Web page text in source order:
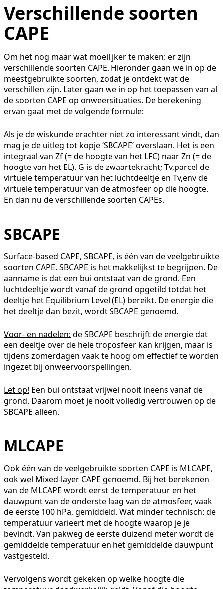
Verschillende soorten
CAPE
Om het nog maar wat moeilijker te maken: er zijn
verschillende soorten CAPE. Hieronder gaan we in op de
meestgebruikte soorten, zodat je ontdekt wat de
verschillen zijn. Later gaan we in op het toepassen van al
de soorten CAPE op onweersituaties. De berekening
ervan gaat met de volgende formule:
Als je de wiskunde erachter niet zo interessant vindt, dan
mag je de uitleg tot kopje ‘SBCAPE’ overslaan. Het is een
integraal van Zf (= de hoogte van het LFC) naar Zn (= de
hoogte van het EL). G is de zwaartekracht; Tv,parcel de
virtuele temperatuur van het luchtdeeltje en Tv,env de
virtuele temperatuur van de atmosfeer op die hoogte.
En dan nu de verschillende soorten CAPEs.
SBCAPE
Surface-based CAPE, SBCAPE, is één van de veelgebruikte
soorten CAPE. SBCAPE is het makkelijkst te begrijpen. De
aanname is dat een bui ontstaat van de grond. Een
luchtdeeltje wordt vanaf de grond opgetild totdat het
deeltje het Equilibrium Level (EL) bereikt. De energie die
het deeltje dan bezit, wordt SBCAPE genoemd.
Voor- en nadelen: de SBCAPE beschrijft de energie dat
een deeltje over de hele troposfeer kan krijgen, maar is
tijdens zomerdagen vaak te hoog om effectief te worden
ingezet bij onweervoorspellingen.
Let op! Een bui ontstaat vrijwel nooit ineens vanaf de
grond. Daarom moet je nooit volledig vertrouwen op de
SBCAPE alleen.
MLCAPE
Ook één van de veelgebruikte soorten CAPE is MLCAPE,
ook wel Mixed-layer CAPE genoemd. Bij het berekenen
van de MLCAPE wordt eerst de temperatuur en het
dauwpunt van de onderste laag van de atmosfeer, vaak
de eerste 100 hPa, gemiddeld. Wat minder technisch: de
temperatuur varieert met de hoogte waarop je je
bevindt. Van pakweg de eerste duizend meter wordt de
gemiddelde temperatuur en het gemiddelde dauwpunt
vastgesteld.
Vervolgens wordt gekeken op welke hoogte die